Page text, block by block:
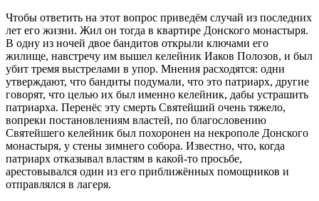
Чтобы ответить на этот вопрос приведём случай из последних
лет его жизни. Жил он тогда в квартире Донского монастыря.
В одну из ночей двое бандитов открыли ключами его
жилище, навстречу им вышел келейник Иаков Полозов, и был
убит тремя выстрелами в упор. Мнения расходятся: одни
утверждают, что бандиты подумали, что это патриарх, другие
говорят, что целью их был именно келейник, дабы устрашить
патриарха. Перенёс эту смерть Святейший очень тяжело,
вопреки постановлениям властей, по благословению
Святейшего келейник был похоронен на некрополе Донского
монастыря, у стены зимнего собора. Известно, что, когда
патриарх отказывал властям в какой-то просьбе,
арестовывался один из его приближённых помощников и
отправлялся в лагеря.